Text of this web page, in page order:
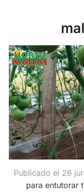
Publicado el 26
para entutorar